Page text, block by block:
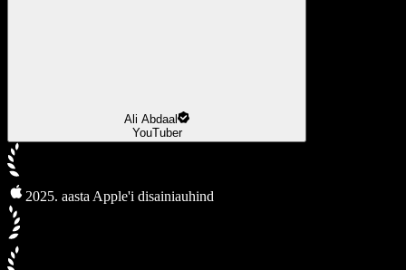
Ali Abdaal
YouTuber
2025. aasta Apple'i disainiauhind